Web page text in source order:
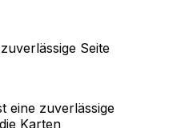
Seite
eine zuverlässige
Karten